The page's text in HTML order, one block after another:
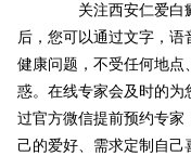
关注西安仁爱白癜
后，您可以通过文字，
健康问题，不受任何地点
惑。在线专家会及时的为
过官方微信提前预约专家
己的爱好、需求定制自